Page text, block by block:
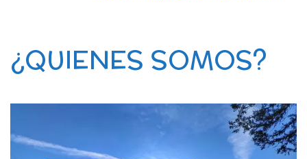
¿QUIENES SOMOS?